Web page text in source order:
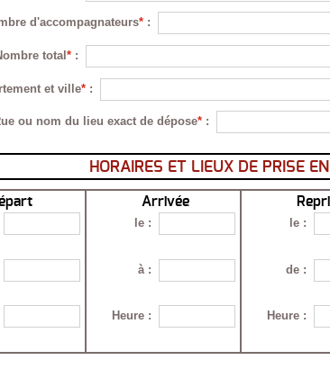
d'accompagnateurs* :
total* :
et ville* :
ou nom du lieu exact de dépose* :
HORAIRES ET LIEUX DE PRISE
Arrivée
le :
à :
Heure :
le :
de :
Heure :